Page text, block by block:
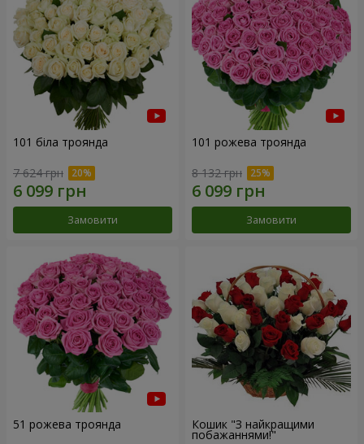
101 біла троянда
7 624 грн
Замовити
101 рожева троянда
8 132 грн
Замовити
51 рожева троянда Кошик "З найкращими
побажаннями!"